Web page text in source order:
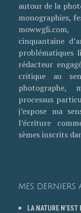
autour de la
monographies,
cinquantaine
problématiques
rédacteur
critique au
photographe,
processus
j’expose ma
l’écriture
sèmes inscrits
MES DERNIERS
LA NATURE N’EST